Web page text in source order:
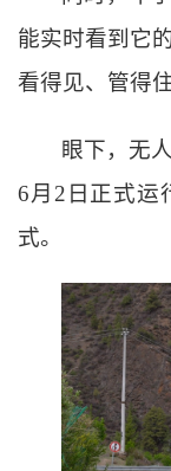
能实时看到它
看得见、管得
眼下，无
6月2日正式运
式。